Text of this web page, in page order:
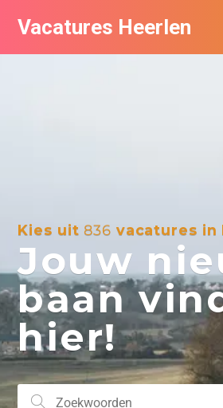
Vacatures Heerlen
Kies uit 836 vacatures in
Jouw
baan
hier!
Vacatures per bedrijf in Heerlen